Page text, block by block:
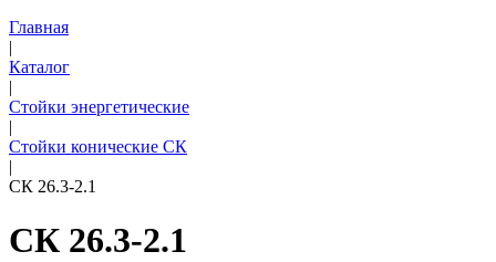
Главная
|
Каталог
|
Стойки энергетические
|
Стойки конические СК
|
СК 26.3-2.1
СК 26.3-2.1